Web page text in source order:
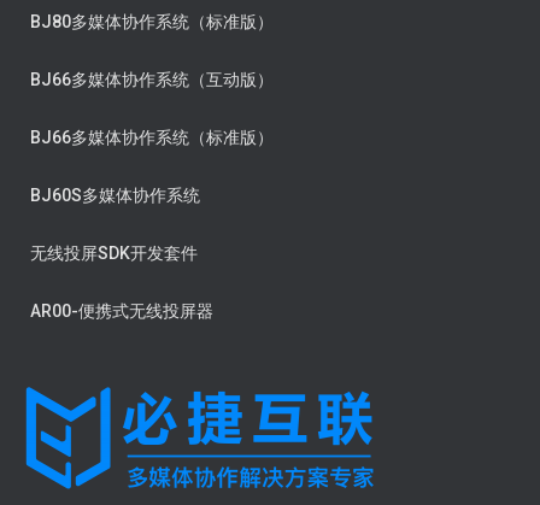
BJ80多媒体协作系统（标准版）
BJ66多媒体协作系统（互动版）
BJ66多媒体协作系统（标准版）
BJ60S多媒体协作系统
无线投屏SDK开发套件
AR00-便携式无线投屏器